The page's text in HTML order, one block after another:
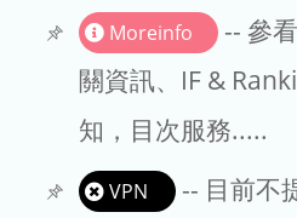
文章處
Moreinfo
-- 參
關資訊、IF &
知，目次服務.....
VPN
-- 目前不